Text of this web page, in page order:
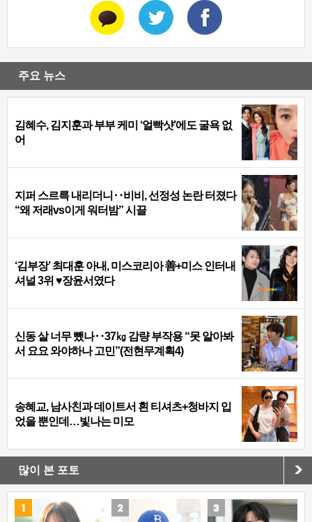
주요 뉴스
김혜수, 김지훈과 부부 케미 ‘얼빡샷’에도 굴욕 없
어
지퍼 스르륵 내리더니‥비비, 선정성 논란 터졌다
“왜 저래vs이게 워터밤” 시끌
‘김부장’ 최대훈 아내, 미스코리아 善+미스 인터내
셔널 3위 ♥장윤서였다
신동 살 너무 뺐나‥37㎏ 감량 부작용 “못 알아봐
서 요요 와야하나 고민”(전현무계획4)
송혜교, 남사친과 데이트서 흰 티셔츠+청바지 입
었을 뿐인데…빛나는 미모
많이 본 포토